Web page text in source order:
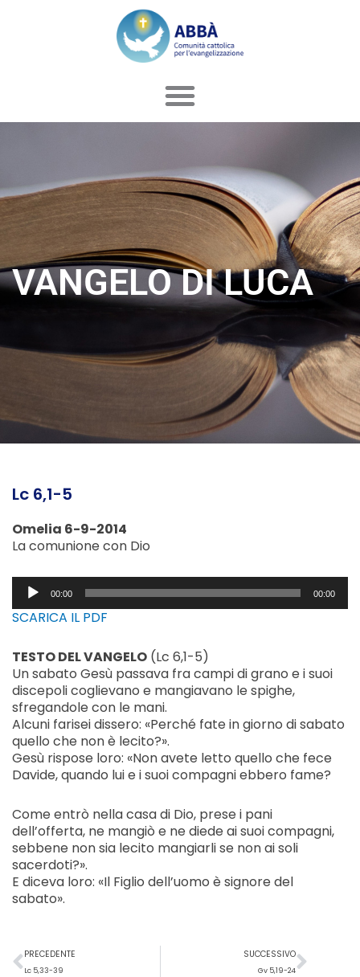
VANGELO DI LUCA
Lc 6,1-5
Omelia 6-9-2014
La comunione con Dio
Audio
Player00:00 00:00
SCARICA IL PDF
TESTO DEL VANGELO (Lc 6,1-5)
Un sabato Gesù passava fra campi di grano e i suoi
discepoli coglievano e mangiavano le spighe,
sfregandole con le mani.
Alcuni farisei dissero: «Perché fate in giorno di sabato
quello che non è lecito?».
Gesù rispose loro: «Non avete letto quello che fece
Davide, quando lui e i suoi compagni ebbero fame?
Come entrò nella casa di Dio, prese i pani
dell’offerta, ne mangiò e ne diede ai suoi compagni,
sebbene non sia lecito mangiarli se non ai soli
sacerdoti?».
E diceva loro: «Il Figlio dell’uomo è signore del
sabato».
Precedente
PRECEDENTE
Lc 5,33-39
SUCCESSIVO
Gv 5,19-24